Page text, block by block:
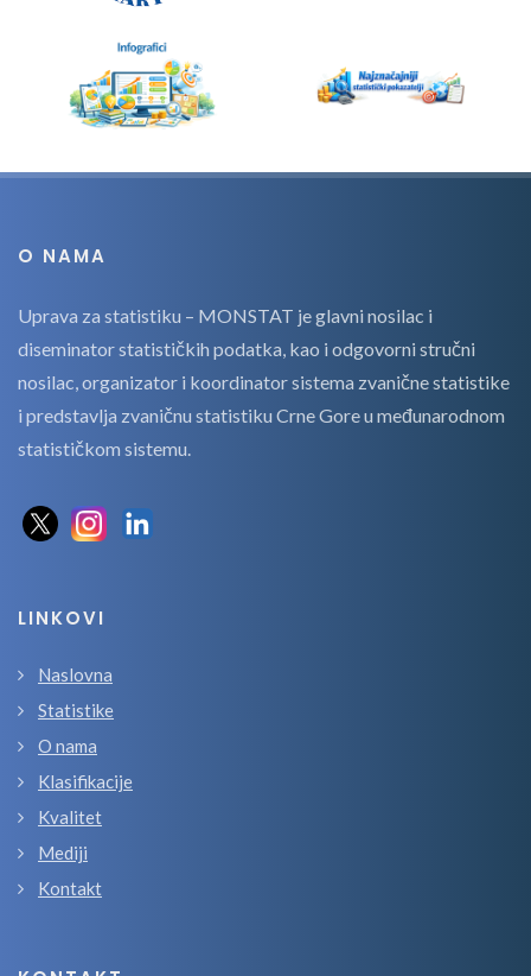
O NAMA
Uprava za statistiku – MONSTAT je glavni nosilac i
diseminator statističkih podatka, kao i odgovorni stručni
nosilac, organizator i koordinator sistema zvanične statistike
i predstavlja zvaničnu statistiku Crne Gore u međunarodnom
statističkom sistemu.
LINKOVI
Naslovna
Statistike
O nama
Klasifikacije
Kvalitet
Mediji
Kontakt